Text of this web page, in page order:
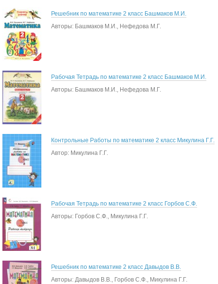
Решебник по математике 2 класс Башмаков М.И.
Авторы: Башмаков М.И., Нефедова М.Г.
Рабочая Тетрадь по математике 2 класс Башмаков М.И.
Авторы: Башмаков М.И., Нефедова М.Г.
Контрольные Работы по математике 2 класс Микулина Г.Г.
Автор: Микулина Г.Г.
Рабочая Тетрадь по математике 2 класс Горбов С.Ф.
Авторы: Горбов С.Ф., Микулина Г.Г.
Решебник по математике 2 класс Давыдов В.В.
Авторы: Давыдов В.В., Горбов С.Ф., Микулина Г.Г.